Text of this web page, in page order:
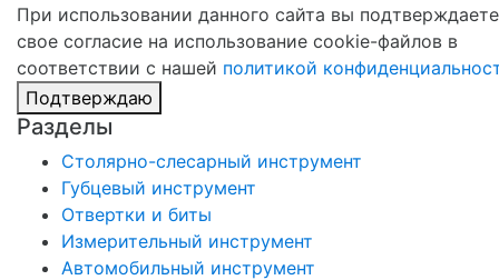
При использовании данного сайта вы подтверждаете
свое согласие на использование cookie-файлов в
соответствии с нашей политикой
Подтверждаю
Разделы
Столярно-слесарный инструмент
Губцевый инструмент
Отвертки и биты
Измерительный инструмент
Автомобильный инструмент